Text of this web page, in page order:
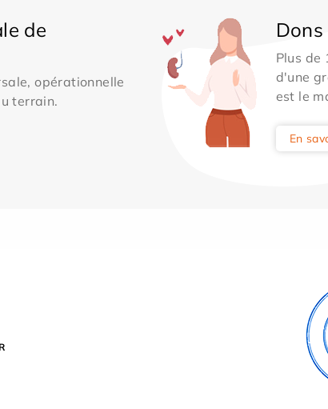
de
opérationnelle
terrain.
Plus de
d'une
est le
En